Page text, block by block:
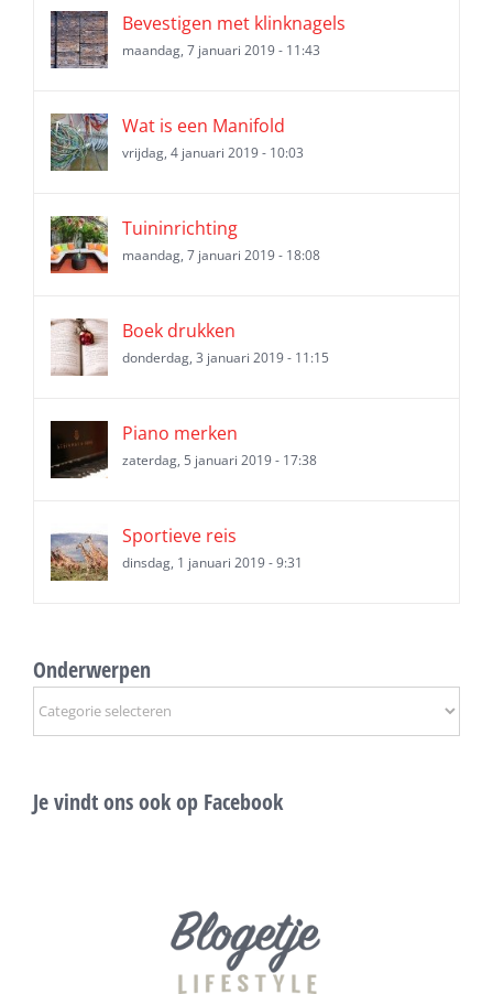
Bevestigen met klinknagels
maandag, 7 januari 2019 - 11:43
Wat is een Manifold
vrijdag, 4 januari 2019 - 10:03
Tuininrichting
maandag, 7 januari 2019 - 18:08
Boek drukken
donderdag, 3 januari 2019 - 11:15
Piano merken
zaterdag, 5 januari 2019 - 17:38
Sportieve reis
dinsdag, 1 januari 2019 - 9:31
Onderwerpen
Onderwerpen
Je vindt ons ook op Facebook